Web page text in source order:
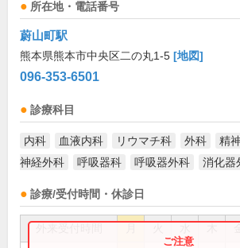
所在地・電話番号
蔚山町駅
熊本県熊本市中央区二の丸1-5 [地図]
096-353-6501
診療科目
内科 血液内科 リウマチ科 外科 精
神経外科
呼吸器科 呼吸器外科 消化器
診療/受付時間・休診日